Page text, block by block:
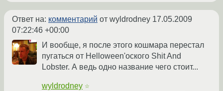
Ответ на: комментарий от wyldrodney 17.05.2009
07:22:46 +00:00
И вообще, я после этого кошмара перестал
пугаться от Helloween'оского Shit And
Lobster. А ведь одно название чего стоит...
wyldrodney ☆